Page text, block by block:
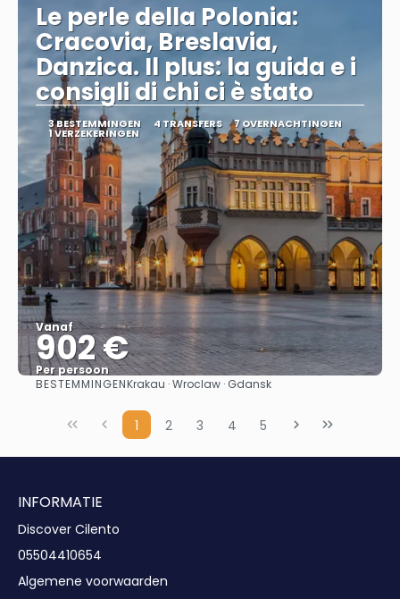
Le perle della Polonia:
Cracovia, Breslavia,
Danzica. Il plus: la guida e i
consigli di chi ci è stato
3 BESTEMMINGEN 4 TRANSFERS 7 OVERNACHTINGEN
1 VERZEKERINGEN
Vanaf
902 €
Per persoon
Bekijk
BESTEMMINGENKrakau · Wroclaw · Gdansk
1 2 3 4 5
INFORMATIE
Discover Cilento
05504410654
Algemene voorwaarden